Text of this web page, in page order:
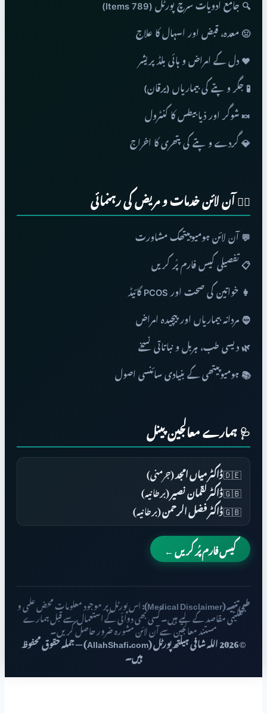
🔍 جامع ادویات سرچ پورٹل (789 Items)
🤢 معدہ، قبض اور اسہال کا علاج
❤️ دل کے امراض و ہائی بلڈ پریشر
🧪 جگر و پتے کی بیماریاں (یرقان)
🍬 شوگر اور ذیابیطس کا کنٹرول
💎 گردے و پتے کی پتھری کا اخراج
👨‍⚕️ آن لائن خدمات و مریض کی رہنمائی
💬 آن لائن ہومیوپیتھک مشاورت
📋 تفصیلی کیس فارم پُر کریں
👩 خواتین کی صحت اور PCOS گائیڈ
🧔 مردانہ بیماریاں اور پیچیدہ امراض
🌿 دیسی طب، ہربل و نباتاتی نسخے
📚 ہومیوپیتھی کے بنیادی سائنسی اصول
🩺 ہمارے معالجین پینل
🇩🇪ڈاکٹر میاں امجد(جرمنی)
🇬🇧ڈاکٹر لقمان نصیر(برطانیہ)
🇬🇧ڈاکٹر فضل الرحمن(برطانیہ)
کیس فارم پُر کریں ←
طبی تنبیہ (Medical Disclaimer): اس پورٹل پر موجود معلومات محض علمی و
تعلیمی مقاصد کے لیے ہیں۔ کسی بھی دوائی کے استعمال سے قبل ہمارے
مستند معالجین سے آن لائن مشورہ ضرور حاصل کریں۔
© 2026 اللہ شافی ہیلتھ پورٹل (AllahShafi.com) — جملہ حقوق محفوظ
ہیں۔